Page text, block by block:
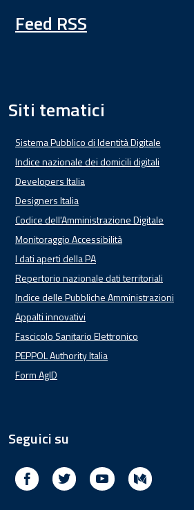
Feed RSS
Siti tematici
Sistema Pubblico di Identità Digitale
Indice nazionale dei domicili digitali
Developers Italia
Designers Italia
Codice dell'Amministrazione Digitale
Monitoraggio Accessibilità
I dati aperti della PA
Repertorio nazionale dati territoriali
Indice delle Pubbliche Amministrazioni
Appalti innovativi
Fascicolo Sanitario Elettronico
PEPPOL Authority Italia
Form AgID
Seguici su
Facebook Twitter Youtube